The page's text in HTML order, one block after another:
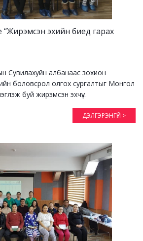
“Жирэмсэн эхийн биед гарах
Сувилахуйн албанаас зохион
боловсрол олгох сургалтыг Монгол
буй жирэмсэн эхчүү...
ДЭЛГЭРЭНГҮЙ >